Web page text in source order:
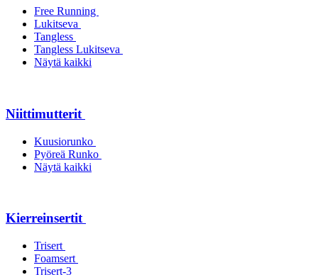
Free Running
Lukitseva
Tangless
Tangless Lukitseva
Näytä kaikki
Niittimutterit
Kuusiorunko
Pyöreä Runko
Näytä kaikki
Kierreinsertit
Trisert
Foamsert
Trisert-3